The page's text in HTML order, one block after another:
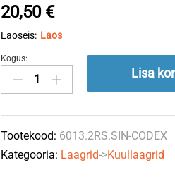
20,50 €
Laoseis: Laos
Laager
6013
65x100x18
CODEX
quantity
Kogus:
Lisa
Tootekood: 6013.2RS.SIN-CODEX
Kategooria: Laagrid->Kuullaagrid